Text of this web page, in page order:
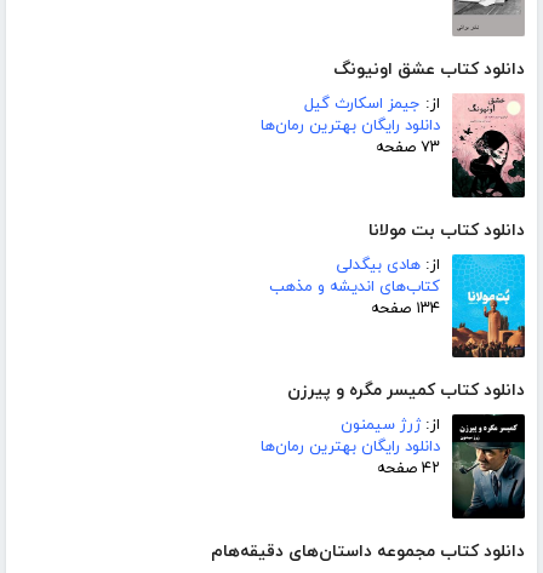
دانلود کتاب عشق اونیونگ
از: جیمز اسکارث گیل
دانلود رایگان بهترین رمان‌ها
۷۳ صفحه
دانلود کتاب بت مولانا
از: هادی بیگدلی
کتاب‌های اندیشه و مذهب
۱۳۴ صفحه
دانلود کتاب کمیسر مگره و پیرزن
از:ژرژ سیمنون
دانلود رایگان بهترین رمان‌ها
۴۲ صفحه
دانلود کتاب مجموعه داستان‌های دقیقه‌هام